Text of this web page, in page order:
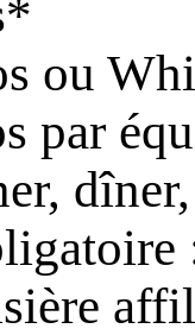
ou
par